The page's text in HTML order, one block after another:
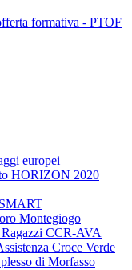
formativa - PTOF
europei
HORIZON 2020
Montegiogo
CCR-AVA
Croce Verde
di Morfasso